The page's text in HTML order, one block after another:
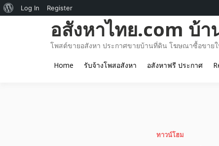
อสังหาไทย.com บ้
โพสต์ขายอสังหา ประกาศขายบ้านที่ดิน โฆษณาซื้อขาย
Home รับจ้างโพสอสังหา อสังหาฟรี ประกาศ
ทาวน์โฮม
About
Log In Register